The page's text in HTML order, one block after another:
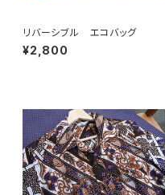
リバーシブル エコバッグ
¥2,800